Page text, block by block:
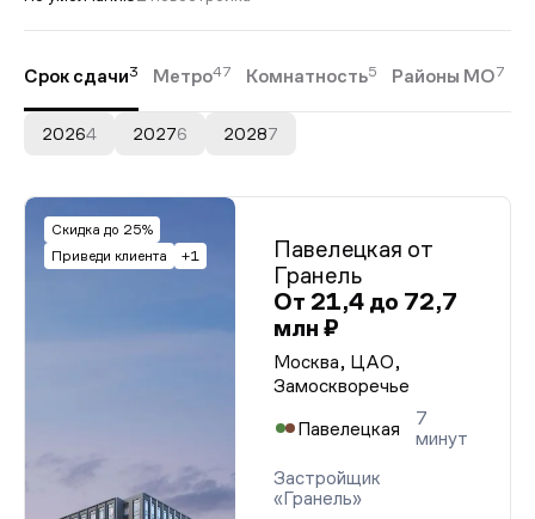
Срок сдачи3 Метро47 Комнатность5 Районы МО7
20264 20276 20287
Скидка до 25%
Приведи клиента
+1
Павелецкая от
Гранель
От 21,4 до 72,7
млн ₽
Москва, ЦАО,
Замоскворечье
Павелецкая
7
минут
Застройщик
«Гранель»